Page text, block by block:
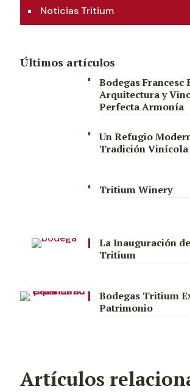
Noticias Tritium
Últimos artículos
Bodegas Francesc
Arquitectura y
Perfecta Armonía
Un Refugio
Tradición Vinícola
Tritium Winery
La Inauguración
Tritium
Bodegas Tritium
Patrimonio
Artículos